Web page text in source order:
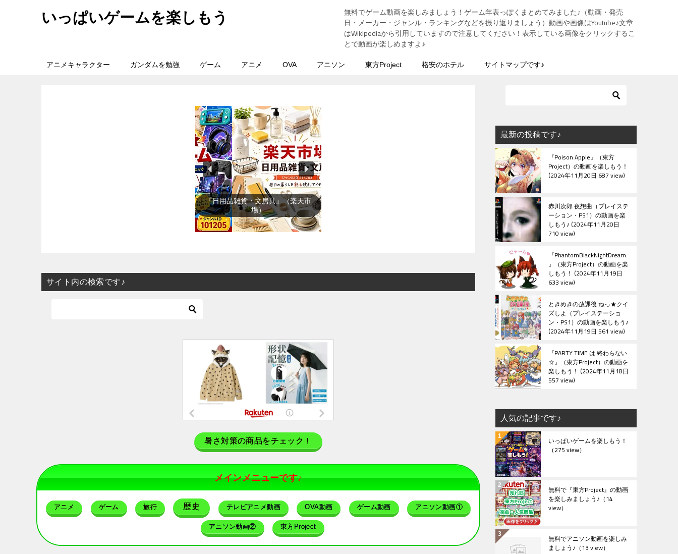
いっぱいゲームを楽しもう
無料でゲーム動画を楽しみましょう！ゲーム年表っぽくまとめてみました♪（動画・発売
日・メーカー・ジャンル・ランキングなどを振り返りましょう）動画や画像はYoutube♪文章
はWikipediaから引用していますので注意してください！表示している画像をクリックするこ
とで動画が楽しめますよ♪
アニメキャラクター ガンダムを勉強 ゲーム アニメ OVA アニソン 東方Project 格安のホテル サイトマップです♪
『日用品雑貨・文房具』（楽天市
場）
サイト内の検索です♪
暑さ対策の商品をチェック！
メインメニューです♪
アニメ ゲーム 旅行 歴史 テレビアニメ動画 OVA動画 ゲーム動画 アニソン動画①
アニソン動画② 東方Project
最新の投稿です♪
『Poison Apple』（東方
Project）の動画を楽しもう！
2024年11月20日 687 view
赤川次郎 夜想曲（プレイステ
ーション・PS1）の動画を楽
しもう♪ 2024年11月20日
710 view
『PhantomBlackNightDream.
』（東方Project）の動画を楽
しもう！ 2024年11月19日
633 view
ときめきの放課後 ねっ★クイ
ズしよ（プレイステーショ
ン・PS1）の動画を楽しもう♪
2024年11月19日 561 view
『PARTY TIME は 終わらない
☆』（東方Project）の動画を
楽しもう！ 2024年11月18日
557 view
人気の記事です♪
いっぱいゲームを楽しもう！
（275 view）
無料で『東方Project』の動画
を楽しみましょう♪ （14
view）
無料でアニソン動画を楽しみ
ましょう♪ （13 view）